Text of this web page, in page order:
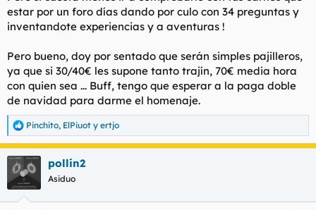
estar por un foro días dando por culo con 34 preguntas y
inventandote experiencias y a aventuras !
Pero bueno, doy por sentado que serán simples pajilleros,
ya que si 30/40€ les supone tanto trajín, 70€ media hora
con quien sea ... Buff, tengo que esperar a la paga doble
de navidad para darme el homenaje.
R
e
a
c
c
i
Pinchito, ElPiuot y ertjo
pollin2
Asiduo